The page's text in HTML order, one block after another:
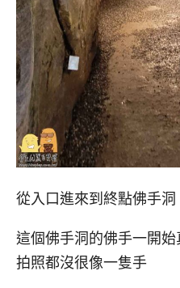
從入口進來到終點佛手
這個佛手洞的佛手一開
拍照都沒很像一隻手